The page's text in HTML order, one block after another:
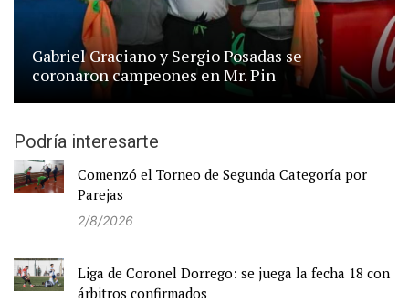
Gabriel Graciano y Sergio Posadas se
coronaron campeones en Mr. Pin
Podría interesarte
Comenzó el Torneo de Segunda Categoría por
Parejas
2/8/2026
Liga de Coronel Dorrego: se juega la fecha 18 con
árbitros confirmados